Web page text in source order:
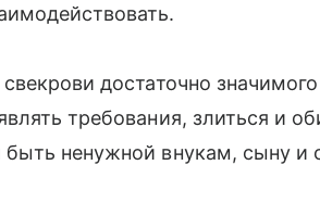
достаточно
требования, злиться и
быть ненужной внукам, сыну и